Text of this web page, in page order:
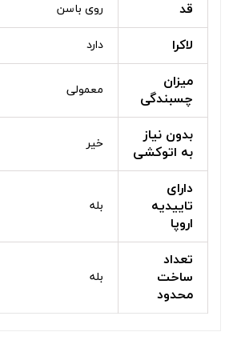
قد روی باسن
لاکرا دارد
میزان
چسبندگی
معمولی
بدون نیاز
به اتوکشی
خیر
دارای
تاییدیه
اروپا
بله
تعداد
ساخت
محدود
بله